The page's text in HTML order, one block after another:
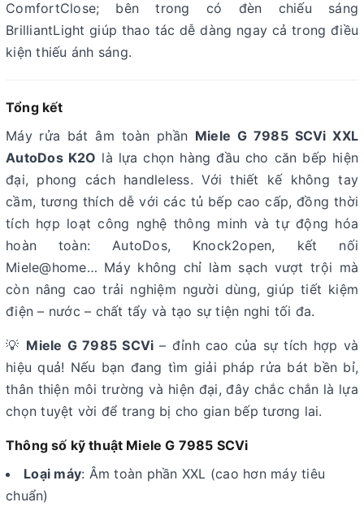
ComfortClose; bên trong có đèn chiếu sáng
BrilliantLight giúp thao tác dễ dàng ngay cả trong điều
kiện thiếu ánh sáng.
Tổng kết
Máy rửa bát âm toàn phần Miele G 7985 SCVi XXL
AutoDos K2O là lựa chọn hàng đầu cho căn bếp hiện
đại, phong cách handleless. Với thiết kế không tay
cầm, tương thích dễ với các tủ bếp cao cấp, đồng thời
tích hợp loạt công nghệ thông minh và tự động hóa
hoàn toàn: AutoDos, Knock2open, kết nối
Miele@home… Máy không chỉ làm sạch vượt trội mà
còn nâng cao trải nghiệm người dùng, giúp tiết kiệm
điện – nước – chất tẩy và tạo sự tiện nghi tối đa.
💡 Miele G 7985 SCVi – đỉnh cao của sự tích hợp và
hiệu quả! Nếu bạn đang tìm giải pháp rửa bát bền bỉ,
thân thiện môi trường và hiện đại, đây chắc chắn là lựa
chọn tuyệt vời để trang bị cho gian bếp tương lai.
Thông số kỹ thuật Miele G 7985 SCVi
Loại máy: Âm toàn phần XXL (cao hơn máy tiêu
chuẩn)